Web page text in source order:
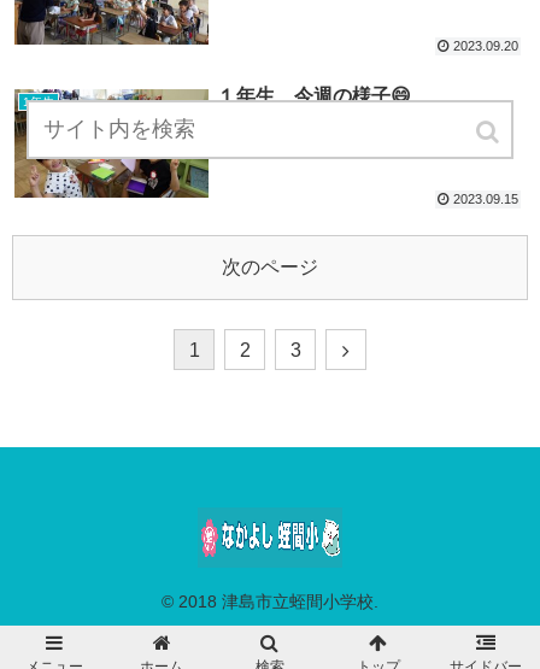
2023.09.20
1年生 １年生 今週の様子😄
2023.09.15
次のページ
1 2 3
© 2018 津島市立蛭間小学校.